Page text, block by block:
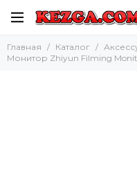
Главная Каталог
Монитор Zhiyun Filming